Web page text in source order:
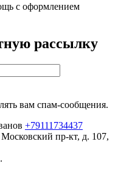
с оформлением
рассылку
вам спам-сообщения.
+79111734437
пр-кт, д. 107,